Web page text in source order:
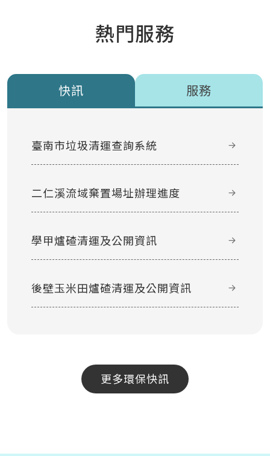
熱門服務
快訊 服務
臺南市垃圾清運查詢系統
二仁溪流域棄置場址辦理進度
學甲爐碴清運及公開資訊
後壁玉米田爐碴清運及公開資訊
更多環保快訊